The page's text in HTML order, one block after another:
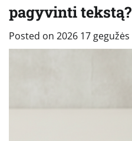
pagyvinti tekstą?
Posted on 2026 17 gegužės